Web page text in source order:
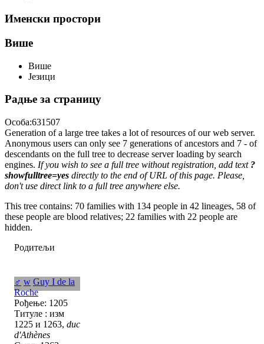
Именски простори
Више
Више
Језици
Радње за страницу
Особа:631507
Generation of a large tree takes a lot of resources of our web server.
Anonymous users can only see 7 generations of ancestors and 7 - of
descendants on the full tree to decrease server loading by search
engines. If you wish to see a full tree without registration, add text ?
showfulltree=yes directly to the end of URL of this page. Please,
don't use direct link to a full tree anywhere else.
This tree contains: 70 families with 134 people in 42 lineages, 58 of
these people are blood relatives; 22 families with 22 people are
hidden.
Родитељи
♂ w Guy I de la
Roche
Рођење: 1205
Титуле : изм
1225 и 1263, duc
d'Athènes